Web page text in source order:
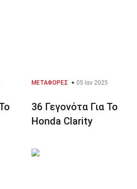
ΜΕΤΑΦΟΡΈΣ 05 Ιαν 2025
36 Γεγονότα Για Το
Honda Clarity